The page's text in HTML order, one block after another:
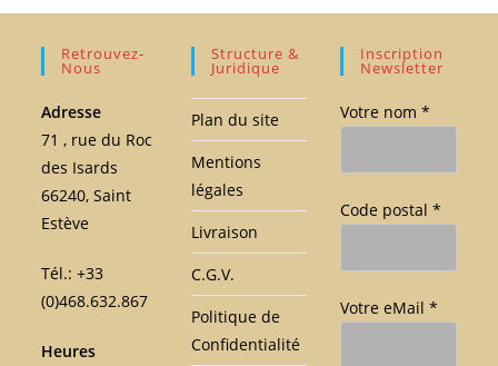
Retrouvez-
Nous
Adresse
71 , rue du Roc
des Isards
66240, Saint
Estève
Tél.: +33
(0)468.632.867
Heures
Structure &
Juridique
Plan du site
Mentions
légales
Livraison
C.G.V.
Politique de
Confidentialité
Inscription
Newsletter
Votre nom *
Code postal *
Votre eMail *